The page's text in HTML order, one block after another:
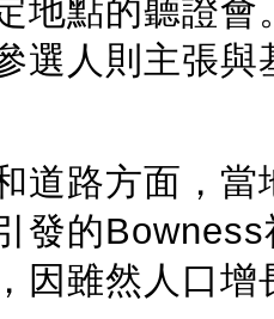
地點的聽證
選人則主張
道路方面，
發的
因雖然人口